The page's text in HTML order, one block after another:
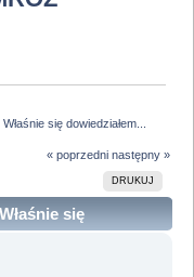
Właśnie się dowiedziałem...
« poprzedni następny »
DRUKUJ
się
razy)